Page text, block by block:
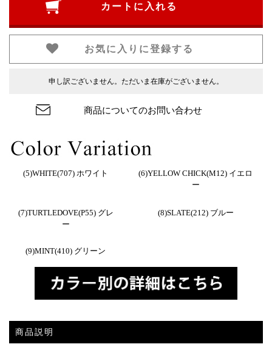
カートに入れる
お気に入りに登録する
申し訳ございません。ただいま在庫がございません。
商品についてのお問い合わせ
(5)WHITE(707) ホワイト
(6)YELLOW CHICK(M12) イエロ
ー
(7)TURTLEDOVE(P55) グレ
ー
(8)SLATE(212) ブルー
(9)MINT(410) グリーン
商品説明